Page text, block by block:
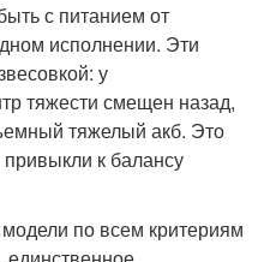
с питанием от
исполнении. Эти
у
тяжести смещен назад,
тяжелый акб. Это
к балансу
по всем критериям